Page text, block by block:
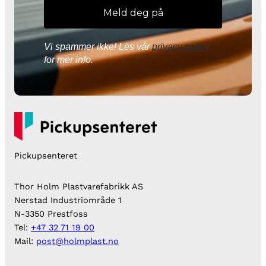
Vi spammer ikke! Les vårprivacy policy
for mer info.
Pickupsenteret
Thor Holm Plastvarefabrikk AS
Nerstad Industriområde 1
N-3350 Prestfoss
Tel: +47 32 71 19 00
Mail: post@holmplast.no